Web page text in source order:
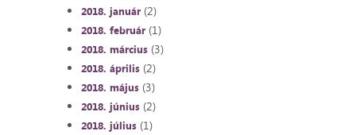
2018. január (2)
2018. február (1)
2018. március (3)
2018. április (2)
2018. május (3)
2018. június (2)
2018. július (1)